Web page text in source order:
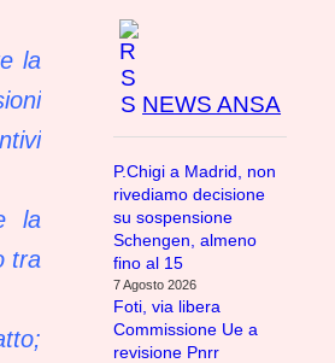
la
la
tra
NEWS ANSA
P.Chigi a Madrid, non
rivediamo decisione
su sospensione
Schengen, almeno
fino al 15
7 Agosto 2026
Foti, via libera
Commissione Ue a
revisione Pnrr